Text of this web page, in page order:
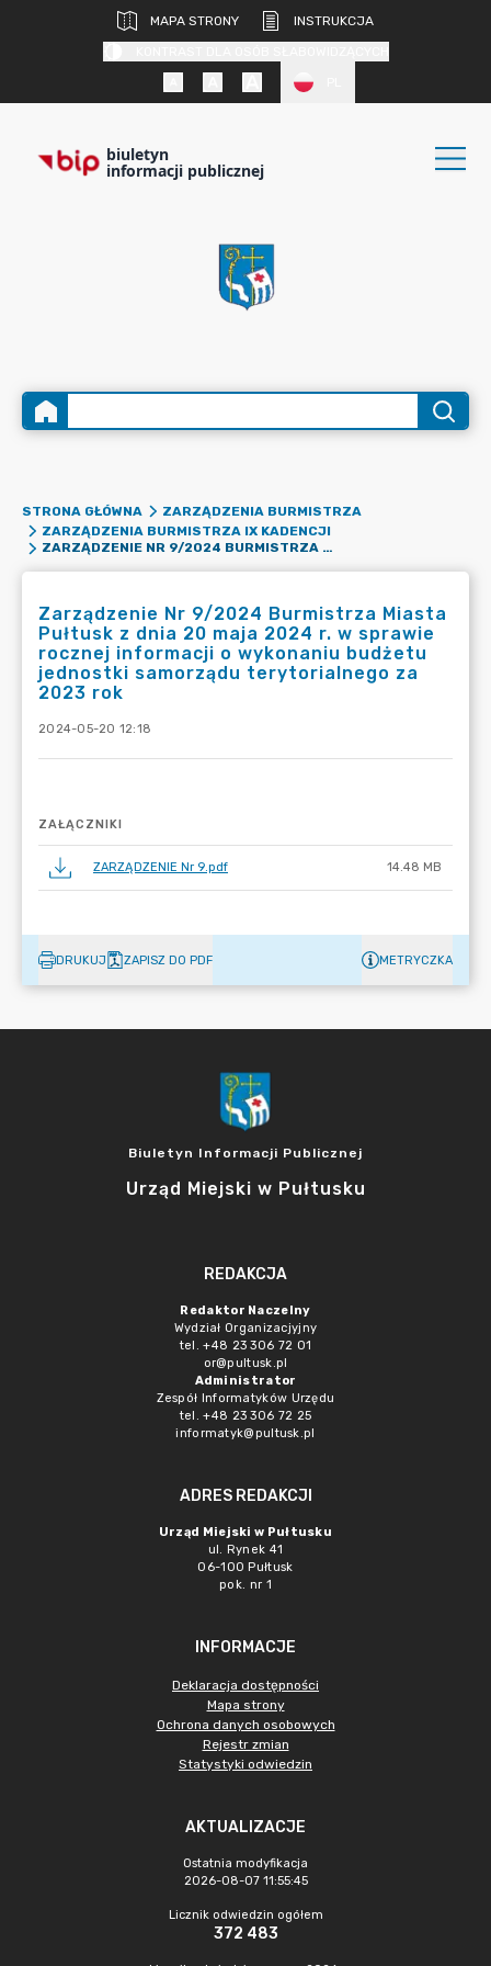
MAPA STRONY
INSTRUKCJA
biuletyn
informacji publicznej
STRONA GŁÓWNA
ZARZĄDZENIA BURMISTRZA
ZARZĄDZENIA BURMISTRZA IX KADENCJI
ZARZĄDZENIE NR 9/2024 BURMISTRZA MIASTA PUŁTUSK Z DNIA 20 MAJA 2024 R. W SPRAWIE ROCZNEJ INFORMACJI O WYKONANIU BUDŻETU JEDNOSTKI SAMORZĄDU TERYTORIALNEGO ZA 2023 ROK
Zarządzenie Nr 9/2024 Burmistrza Miasta
Pułtusk z dnia 20 maja 2024 r. w sprawie
rocznej informacji o wykonaniu budżetu
jednostki samorządu terytorialnego za
2023 rok
2024-05-20 12:18
ZAŁĄCZNIKI
ZARZĄDZENIE Nr 9.pdf 14.48 MB
DRUKUJ ZAPISZ DO PDF METRYCZKA
Biuletyn Informacji Publicznej
Urząd Miejski w Pułtusku
REDAKCJA
Redaktor Naczelny
Wydział Organizacjyjny
tel. +48 23 306 72 01
or@pultusk.pl
Administrator
Zespół Informatyków Urzędu
tel. +48 23 306 72 25
informatyk@pultusk.pl
ADRES REDAKCJI
Urząd Miejski w Pułtusku
ul. Rynek 41
06-100 Pułtusk
pok. nr 1
INFORMACJE
Deklaracja dostępności
Mapa strony
Ochrona danych osobowych
Rejestr zmian
Statystyki odwiedzin
AKTUALIZACJE
Ostatnia modyfikacja
2026-08-07 11:55:45
Licznik odwiedzin ogółem
372 483